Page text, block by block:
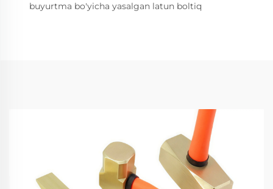
buyurtma bo'yicha yasalgan latun boltiq